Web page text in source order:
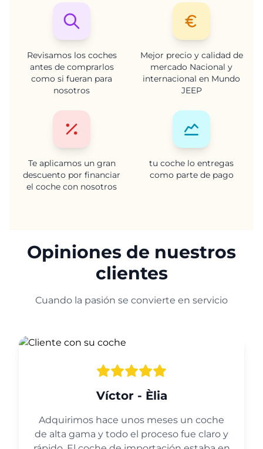
Revisamos los coches
antes de comprarlos
como si fueran para
nosotros
Mejor precio y calidad de
mercado Nacional y
internacional en Mundo
JEEP
Te aplicamos un gran
descuento por financiar
el coche con nosotros
tu coche lo entregas
como parte de pago
Opiniones de nuestros
clientes
Cuando la pasión se convierte en servicio
Víctor - Èlia
Adquirimos hace unos meses un coche
de alta gama y todo el proceso fue claro y